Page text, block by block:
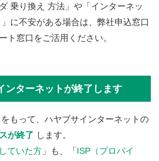
乗り換え 方法」や「インターネッ
」に不安がある場合は、弊社申込窓口
ト窓口をご活用ください。
ンターネットが終了します
もって、ハヤブサインターネットの
が終了 します。
ていた方 」も、「 ISP（プロバイ